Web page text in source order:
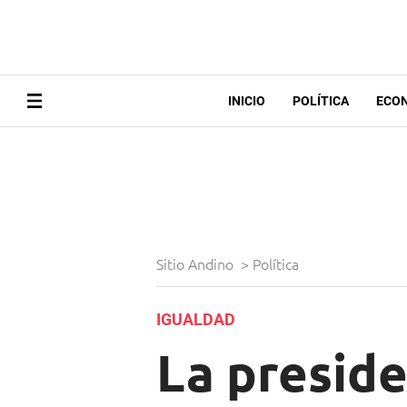
INICIO POLÍTICA
Sitio Andino > Política
IGUALDAD
La